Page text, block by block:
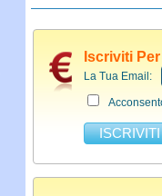
Iscriviti
La Tua Email: